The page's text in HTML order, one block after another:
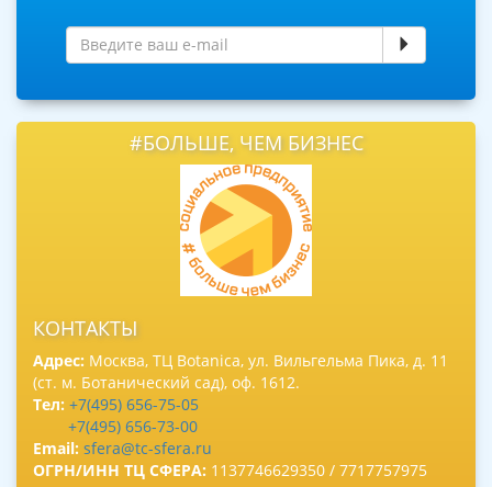
#БОЛЬШЕ, ЧЕМ БИЗНЕС
КОНТАКТЫ
Адрес: Москва, ТЦ Botanica, ул. Вильгельма Пика, д. 11
(ст. м. Ботанический сад), оф. 1612.
Тел: +7(495) 656-75-05
+7(495) 656-73-00
Email: sfera@tc-sfera.ru
ОГРН/ИНН ТЦ СФЕРА: 1137746629350 / 7717757975